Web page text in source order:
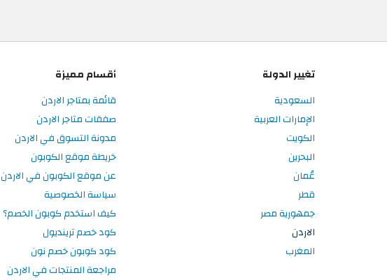
تغيير الدولة
السعودية
الإمارات العربية
الكويت
البحرين
عُمان
قطر
جمهورية مصر
الاردن
المغرب
أقسام مميزة
قائمة بمتاجر الاردن
صفقات متاجر الاردن
مدونة التسوق في الاردن
خريطة موقع الكوبون
عن موقع الكوبون في الاردن
سياسة الخصوصية
كيف استخدم كوبون الخصم؟
كود خصم ترينديول
كود كوبون خصم نون
مراجعة المنتجات في الاردن